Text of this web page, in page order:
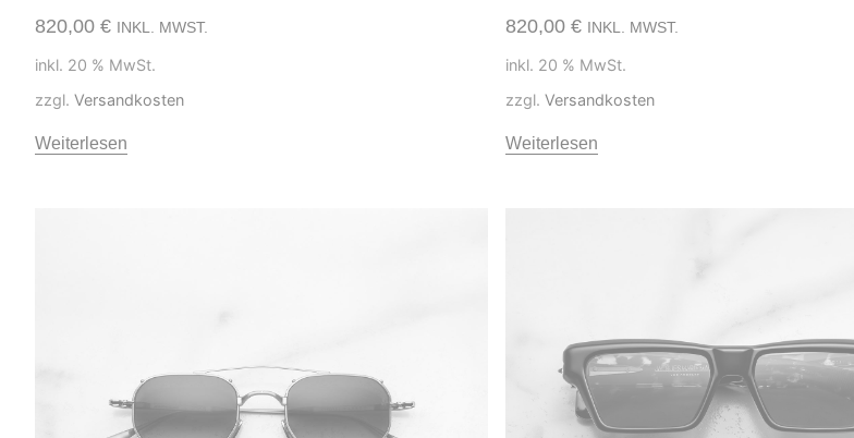
820,00 € INKL. MWST.
inkl. 20 % MwSt.
zzgl. Versandkosten
Weiterlesen
820,00 € INKL. MWST.
inkl. 20 % MwSt.
zzgl. Versandkosten
Weiterlesen